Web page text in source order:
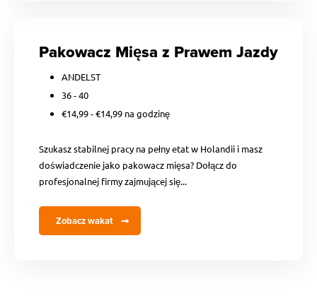
Pakowacz Mięsa z Prawem Jazdy
ANDELST
36 - 40
€14,99 - €14,99 na godzinę
Szukasz stabilnej pracy na pełny etat w Holandii i masz
doświadczenie jako pakowacz mięsa? Dołącz do
profesjonalnej firmy zajmującej się...
Zobacz wakat